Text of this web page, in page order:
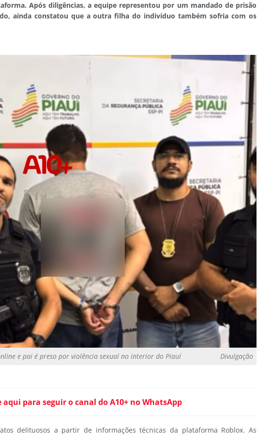
Após diligências, a equipe representou por um mandado de prisão
ainda constatou que a outra filha do indivíduo também sofria com os
e pai é preso por violência sexual no interior do Piauí Divulgação
aqui para seguir o canal do A10+ no WhatsApp
delituosos a partir de informações técnicas da plataforma Roblox. As